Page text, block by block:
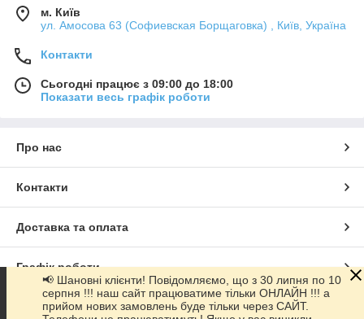
м. Київ
ул. Амосова 63 (Софиевская Борщаговка) , Київ, Україна
Контакти
Сьогодні працює з 09:00 до 18:00
Показати весь графік роботи
Про нас
Контакти
Доставка та оплата
Графік роботи
Повна версія сайту
📢 Шановні клієнти! Повідомляємо, що з 30 липня по 10
серпня !!! наш сайт працюватиме тільки ОНЛАЙН !!! а
прийом нових замовлень буде тільки через САЙТ.